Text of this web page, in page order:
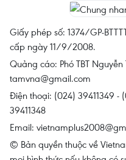
Giấy phép số: 1374/GP-
cấp ngày 11/9/2008.
Quảng cáo: Phó TBT
tamvna@gmail.com
Điện thoại: (024) 39411349 -
39411348
Email:
© Bản quyền thuộc về